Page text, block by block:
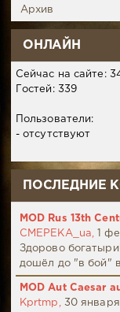
Архив
ОНЛАЙН
Сейчас на сайте:
Гостей: 339
Пользователи:
- отсутствуют
ПОСЛЕДНИЕ
MOD Rus 13th
CMEPEKA_ua,
1
Здорово
дошёл до "в бой"
MOD Aut Caesar
Kprtmp,
30